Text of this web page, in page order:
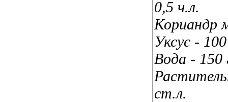
0,5 ч.л.
Кориандр
Уксус -
Вода - 150
ст.л.